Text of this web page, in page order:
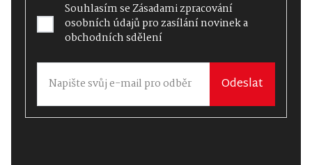
Souhlasím seZásadami zpracování
osobních údajůpro zasílání novinek a
obchodních sdělení
Odeslat